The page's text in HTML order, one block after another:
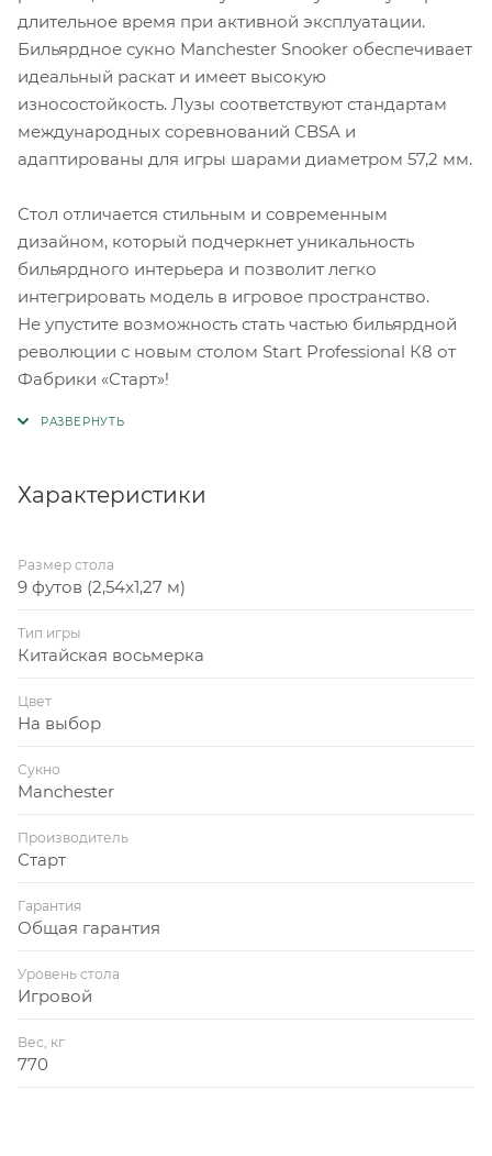
длительное время при активной эксплуатации.
Бильярдное сукно Manchester Snooker обеспечивает
идеальный раскат и имеет высокую
износостойкость. Лузы соответствуют стандартам
международных соревнований CBSA и
адаптированы для игры шарами диаметром 57,2 мм.
Стол отличается стильным и современным
дизайном, который подчеркнет уникальность
бильярдного интерьера и позволит легко
интегрировать модель в игровое пространство.
Не упустите возможность стать частью бильярдной
революции с новым столом Start Professional К8 от
Фабрики «Старт»!
Характеристики
Размер стола
9 футов (2,54x1,27 м)
Тип игры
Китайская восьмерка
Цвет
На выбор
Сукно
Manchester
Производитель
Старт
Гарантия
Общая гарантия
Уровень стола
Игровой
Вес, кг
770